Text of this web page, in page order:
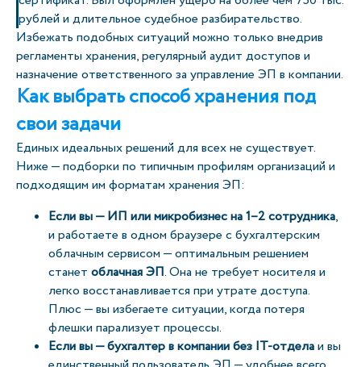
рублей и длительное судебное разбирательство.
Избежать подобных ситуаций можно только внедрив
регламенты хранения, регулярный аудит доступов и
назначение ответственного за управление ЭП в компании.
Как выбрать способ хранения под
свои задачи
Единых идеальных решений для всех не существует.
Ниже — подборки по типичным профилям организаций и
подходящим им форматам хранения ЭП:
Если вы — ИП или микробизнес на 1–2 сотрудника,
и работаете в одном браузере с бухгалтерским
облачным сервисом — оптимальным решением
станет облачная ЭП. Она не требует носителя и
легко восстанавливается при утрате доступа.
Плюс — вы избегаете ситуации, когда потеря
флешки парализует процессы.
Если вы — бухгалтер в компании без IT-отделаи вы